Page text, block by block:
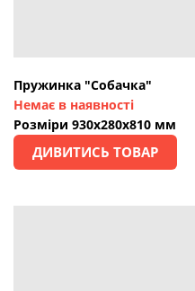
Пружинка "Собачка"
Немає в наявності
Розміри 930х280х810 мм
ДИВИТИСЬ ТОВАР